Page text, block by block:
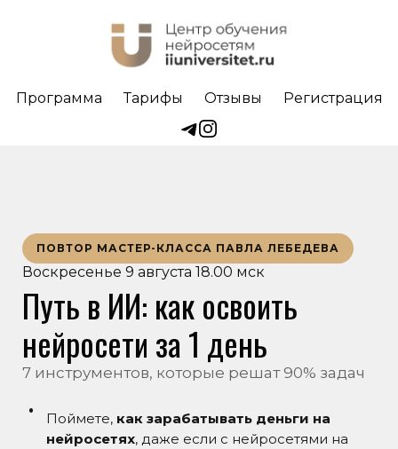
Программа Тарифы Отзывы Регистрация
ПОВТОР МАСТЕР-КЛАССА ПАВЛА ЛЕБЕДЕВА
Воскресенье 9 августа 18.00 мск
Путь в ИИ: как освоить
нейросети за 1 день
7 инструментов, которые решат 90% задач
Поймете, как зарабатывать деньги на
нейросетях, даже если с нейросетями на